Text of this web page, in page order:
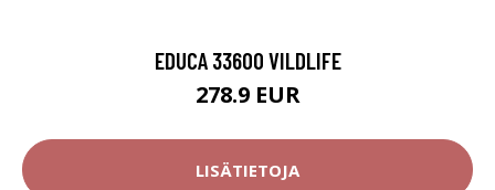
EDUCA 33600 VILDLIFE
278.9 EUR
LISÄTIETOJA